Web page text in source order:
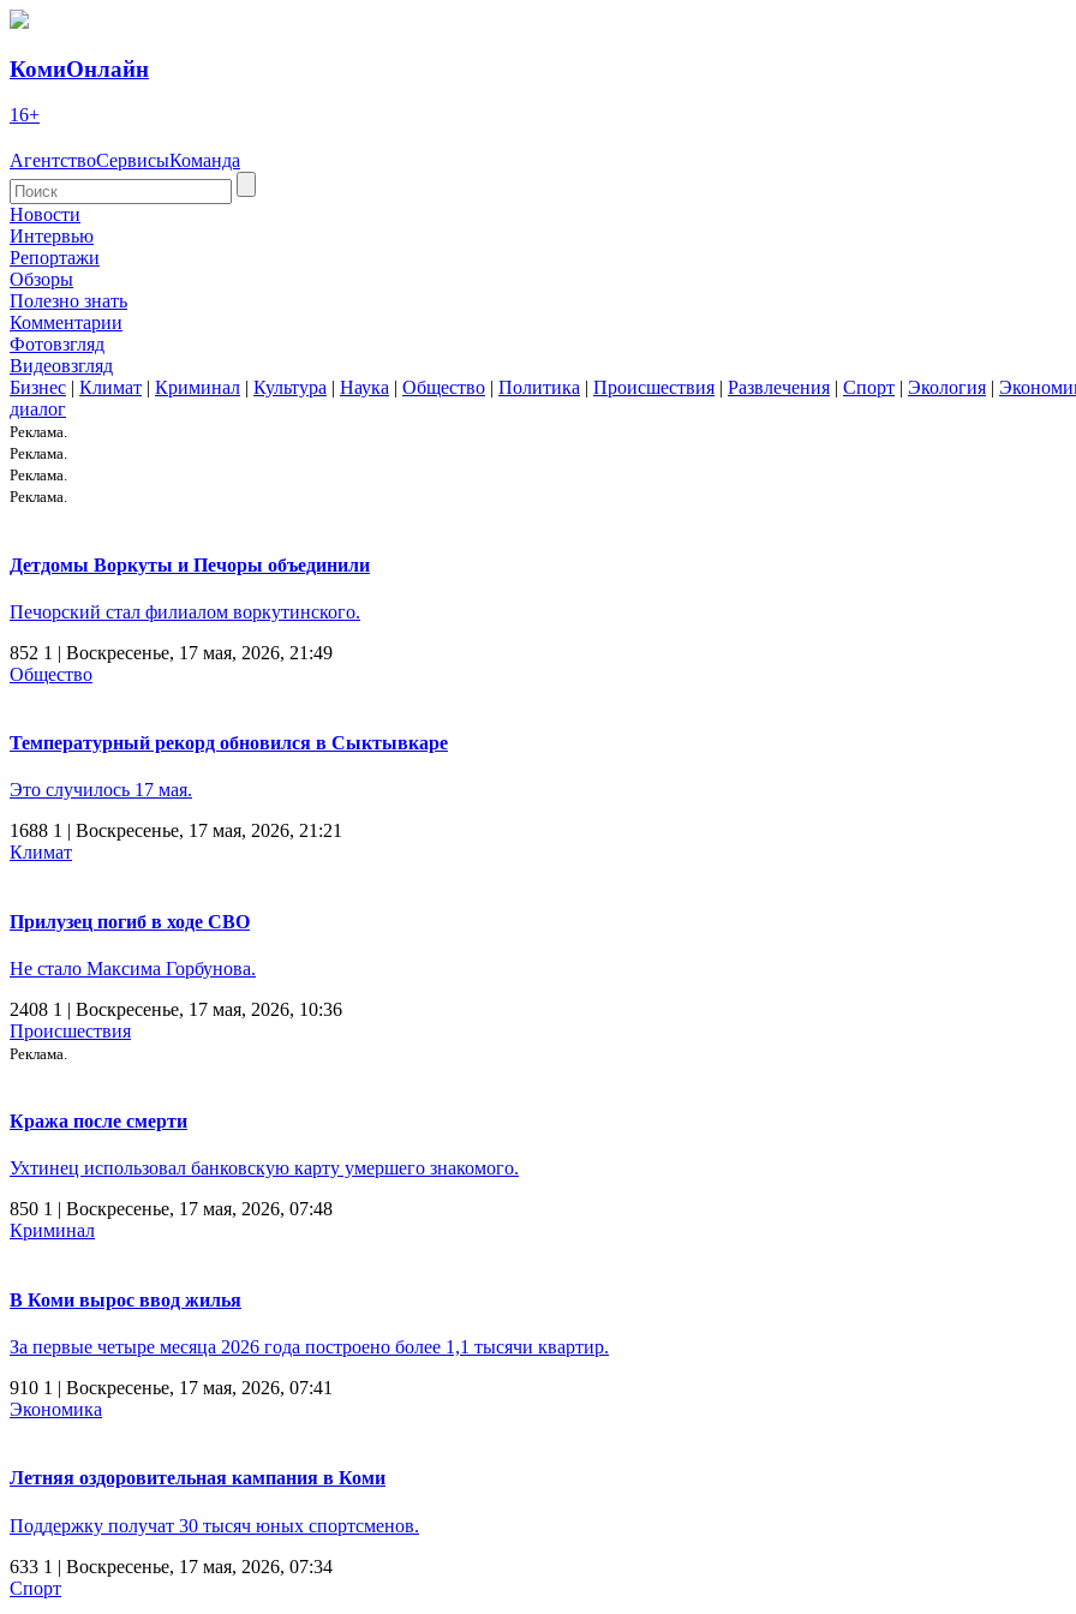
КомиОнлайн
16+
АгентствоСервисыКоманда
Новости
Интервью
Репортажи
Обзоры
Полезно знать
Комментарии
Фотовзгляд
Видеовзгляд
Бизнес | Климат | Криминал | Культура | Наука | Общество | Политика | Происшествия | Развлечения | Спорт | Экология |
диалог
Реклама.
Реклама.
Реклама.
Реклама.
Детдомы Воркуты и Печоры объединили
Печорский стал филиалом воркутинского.
852 1 | Воскресенье, 17 мая, 2026, 21:49
Общество
Температурный рекорд обновился в Сыктывкаре
Это случилось 17 мая.
1688 1 | Воскресенье, 17 мая, 2026, 21:21
Климат
Прилузец погиб в ходе СВО
Не стало Максима Горбунова.
2408 1 | Воскресенье, 17 мая, 2026, 10:36
Происшествия
Реклама.
Кража после смерти
Ухтинец использовал банковскую карту умершего знакомого.
850 1 | Воскресенье, 17 мая, 2026, 07:48
Криминал
В Коми вырос ввод жилья
За первые четыре месяца 2026 года построено более 1,1 тысячи квартир.
910 1 | Воскресенье, 17 мая, 2026, 07:41
Экономика
Летняя оздоровительная кампания в Коми
Поддержку получат 30 тысяч юных спортсменов.
633 1 | Воскресенье, 17 мая, 2026, 07:34
Спорт